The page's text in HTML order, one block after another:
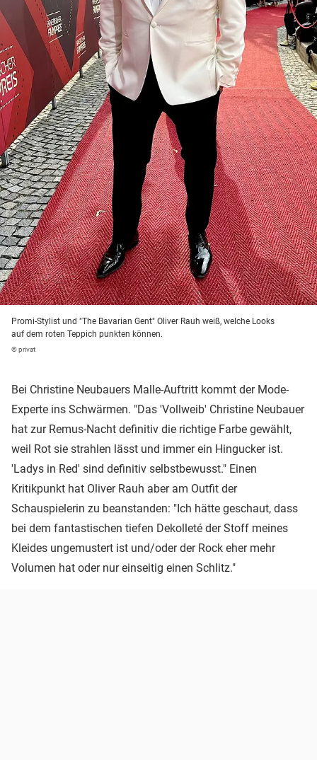
Promi-Stylist und "The Bavarian Gent" Oliver Rauh weiß, welche Looks
auf dem roten Teppich punkten können.
© privat
Bei Christine Neubauers Malle-Auftritt kommt der Mode-
Experte ins Schwärmen. "Das 'Vollweib' Christine Neubauer
hat zur Remus-Nacht definitiv die richtige Farbe gewählt,
weil Rot sie strahlen lässt und immer ein Hingucker ist.
'Ladys in Red' sind definitiv selbstbewusst." Einen
Kritikpunkt hat Oliver Rauh aber am Outfit der
Schauspielerin zu beanstanden: "Ich hätte geschaut, dass
bei dem fantastischen tiefen Dekolleté der Stoff meines
Kleides ungemustert ist und/oder der Rock eher mehr
Volumen hat oder nur einseitig einen Schlitz."